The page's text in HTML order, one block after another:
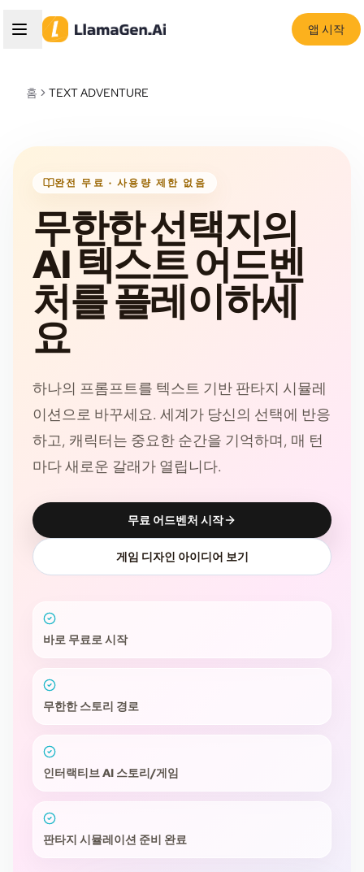
앱 시작
홈 TEXT ADVENTURE
완전 무료 · 사용량 제한 없음
무한한 선택지의
AI 텍스트 어드벤
처를 플레이하세
요
하나의 프롬프트를 텍스트 기반 판타지 시뮬레
이션으로 바꾸세요. 세계가 당신의 선택에 반응
하고, 캐릭터는 중요한 순간을 기억하며, 매 턴
마다 새로운 갈래가 열립니다.
무료 어드벤처 시작
게임 디자인 아이디어 보기
바로 무료로 시작
무한한 스토리 경로
인터랙티브 AI 스토리/게임
판타지 시뮬레이션 준비 완료